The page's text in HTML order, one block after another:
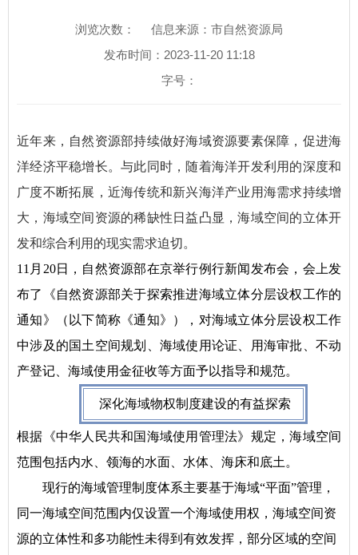
浏览次数：
信息来源：市自然资源局
发布时间：2023-11-20 11:18
字号：
近年来，自然资源部持续做好海域资源要素保障，促进海
洋经济平稳增长。与此同时，随着海洋开发利用的深度和
广度不断拓展，近海传统和新兴海洋产业用海需求持续增
大，海域空间资源的稀缺性日益凸显，海域空间的立体开
发和综合利用的现实需求迫切。
11月20日，自然资源部在京举行例行新闻发布会，会上发
布了《自然资源部关于探索推进海域立体分层设权工作的
通知》（以下简称《通知》），对海域立体分层设权工作
中涉及的国土空间规划、海域使用论证、用海审批、不动
产登记、海域使用金征收等方面予以指导和规范。
深化海域物权制度建设的有益探索
根据《中华人民共和国海域使用管理法》规定，海域空间
范围包括内水、领海的水面、水体、海床和底土。
现行的海域管理制度体系主要基于海域“平面”管理，
同一海域空间范围内仅设置一个海域使用权，海域空间资
源的立体性和多功能性未得到有效发挥，部分区域的空间